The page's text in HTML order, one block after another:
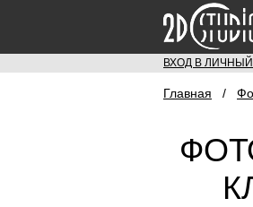
ВХОД В
Главная /